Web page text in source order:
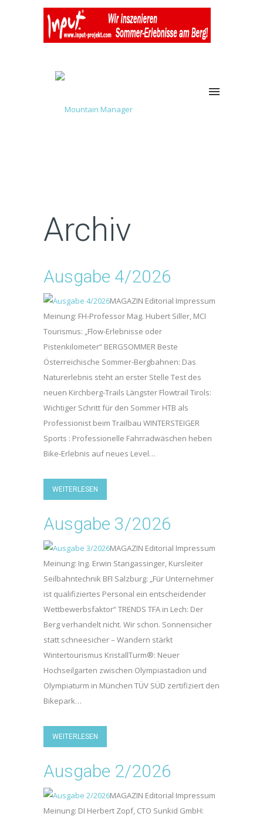
Archiv
Ausgabe 4/2026
MAGAZIN Editorial Impressum
Meinung: FH-Professor Mag. Hubert Siller, MCI
Tourismus: „Flow-Erlebnisse oder
Pistenkilometer“ BERGSOMMER Beste
Österreichische Sommer-Bergbahnen: Das
Naturerlebnis steht an erster Stelle Test des
neuen Kirchberg-Trails Längster Flowtrail Tirols:
Wichtiger Schritt für den Sommer HTB als
Professionist beim Trailbau WINTERSTEIGER
Sports : Professionelle Fahrradwäschen heben
Bike-Erlebnis auf neues Level…
WEITERLESEN
Ausgabe 3/2026
MAGAZIN Editorial Impressum
Meinung: Ing. Erwin Stangassinger, Kursleiter
Seilbahntechnik BFI Salzburg: „Für Unternehmer
ist qualifiziertes Personal ein entscheidender
Wettbewerbsfaktor“ TRENDS TFA in Lech: Der
Berg verhandelt nicht. Wir schon. Sonnensicher
statt schneesicher – Wandern stärkt
Wintertourismus KristallTurm®: Neuer
Hochseilgarten zwischen Olympiastadion und
Olympiaturm in München TÜV SÜD zertifiziert den
Bikepark…
WEITERLESEN
Ausgabe 2/2026
MAGAZIN Editorial Impressum
Meinung: DI Herbert Zopf, CTO Sunkid GmbH: